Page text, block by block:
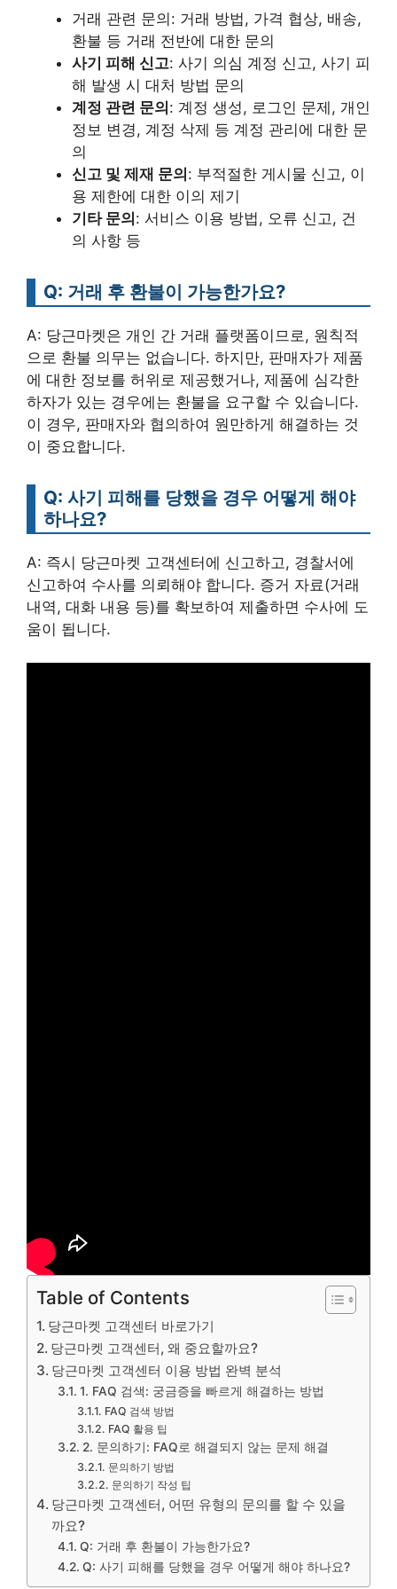
거래 관련 문의: 거래 방법, 가격 협상, 배송,
환불 등 거래 전반에 대한 문의
사기 피해 신고: 사기 의심 계정 신고, 사기 피
해 발생 시 대처 방법 문의
계정 관련 문의: 계정 생성, 로그인 문제, 개인
정보 변경, 계정 삭제 등 계정 관리에 대한 문
의
신고 및 제재 문의: 부적절한 게시물 신고, 이
용 제한에 대한 이의 제기
기타 문의: 서비스 이용 방법, 오류 신고, 건
의 사항 등
Q: 거래 후 환불이 가능한가요?
A: 당근마켓은 개인 간 거래 플랫폼이므로, 원칙적
으로 환불 의무는 없습니다. 하지만, 판매자가 제품
에 대한 정보를 허위로 제공했거나, 제품에 심각한
하자가 있는 경우에는 환불을 요구할 수 있습니다.
이 경우, 판매자와 협의하여 원만하게 해결하는 것
이 중요합니다.
Q: 사기 피해를 당했을 경우 어떻게 해야
하나요?
A: 즉시 당근마켓 고객센터에 신고하고, 경찰서에
신고하여 수사를 의뢰해야 합니다. 증거 자료(거래
내역, 대화 내용 등)를 확보하여 제출하면 수사에 도
움이 됩니다.
Table of Contents
당근마켓 고객센터 바로가기
당근마켓 고객센터, 왜 중요할까요?
당근마켓 고객센터 이용 방법 완벽 분석
1. FAQ 검색: 궁금증을 빠르게 해결하는 방법
FAQ 검색 방법
FAQ 활용 팁
2. 문의하기: FAQ로 해결되지 않는 문제 해결
문의하기 방법
문의하기 작성 팁
당근마켓 고객센터, 어떤 유형의 문의를 할 수 있을
까요?
Q: 거래 후 환불이 가능한가요?
Q: 사기 피해를 당했을 경우 어떻게 해야 하나요?